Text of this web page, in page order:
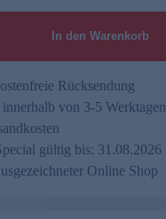
In den Warenkorb
Rücksendung
von 3-5 Werktagen
gültig bis: 31.08.2026
Online Shop